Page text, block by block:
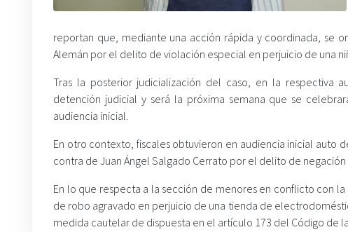
reportan que, mediante una acción rápida y coordinada, se
Alemán por el delito de violación especial en perjuicio de una
Tras la posterior judicialización del caso, en la respectiva
detención judicial y será la próxima semana que se
audiencia inicial.
En otro contexto, fiscales obtuvieron en audiencia inicial auto
contra de Juan Ángel Salgado Cerrato por el delito de
En lo que respecta a la sección de menores en conflicto con
de robo agravado en perjuicio de una tienda de
medida cautelar de dispuesta en el artículo 173 del Código de